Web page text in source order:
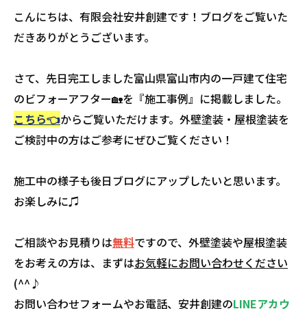
こんにちは、有限会社安井創建です！ブログをご覧いた
だきありがとうございます。
さて、先日完工しました富山県富山市内の一戸建て住宅
のビフォーアフター🏡を『施工事例』に掲載しました。
こちら👈からご覧いただけます。外壁塗装・屋根塗装を
ご検討中の方はご参考にぜひご覧ください！
施工中の様子も後日ブログにアップしたいと思います。
お楽しみに♫
ご相談やお見積りは無料ですので、外壁塗装や屋根塗装
をお考えの方は、まずはお気軽にお問い合わせください
(^^♪
お問い合わせフォームやお電話、安井創建のLINEアカウ